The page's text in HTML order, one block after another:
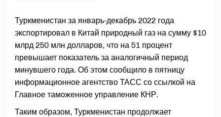
Туркменистан за январь-декабрь 2022 года
экспортировал в Китай природный газ на сумму $10
млрд 250 млн долларов, что на 51 процент
превышает показатель за аналогичный период
минувшего года. Об этом сообщило в пятницу
информационное агентство ТАСС со ссылкой на
Главное таможенное управление КНР.
Таким образом, Туркменистан продолжает